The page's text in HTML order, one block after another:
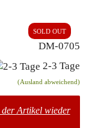
SOLD OUT
DM-0705
2-3 Tage
(Ausland abweichend)
der Artikel wieder